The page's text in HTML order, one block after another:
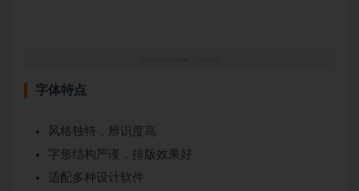
字体特点
风格独特，辨识度高
字形结构严谨，排版效果好
适配多种设计软件